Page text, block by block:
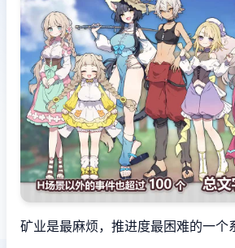
矿业是最麻烦，推进度最困难的一个